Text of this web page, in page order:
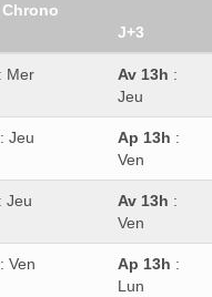
J+3
: Mer Av 13h :
Jeu
: Jeu Ap 13h :
Ven
: Jeu Av 13h :
Ven
: Ven Ap 13h :
Lun